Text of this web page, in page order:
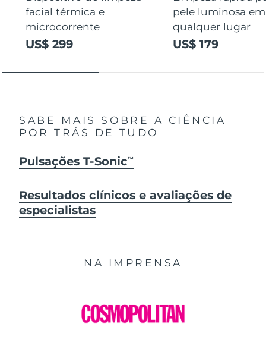
facial térmica e
microcorrente
US$ 299
pele luminosa em
qualquer lugar
US$ 179
SABE MAIS SOBRE A CIÊNCIA
POR TRÁS DE TUDO
Pulsações T-SonicTM
Resultados clínicos e avaliações de
especialistas
NA IMPRENSA